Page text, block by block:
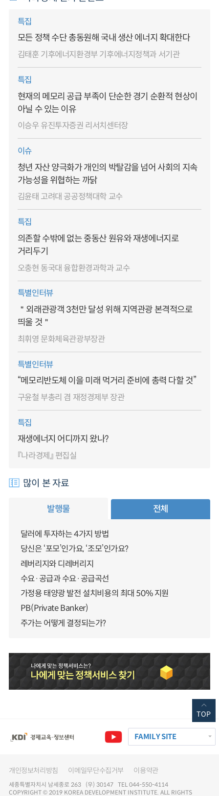
특집
모든 정책 수단 총동원해 국내 생산 에너지 확대한다
김태훈 기후에너지환경부 기후에너지정책과 서기관
특집
현재의 메모리 공급 부족이 단순한 경기 순환적 현상이
아닐 수 있는 이유
이승우 유진투자증권 리서치센터장
이슈
청년 자산 양극화가 개인의 박탈감을 넘어 사회의 지속
가능성을 위협하는 까닭
김윤태 고려대 공공정책대학 교수
특집
의존할 수밖에 없는 중동산 원유와 재생에너지로
거리두기
오충현 동국대 융합환경과학과 교수
특별인터뷰
＂외래관광객 3천만 달성 위해 지역관광 본격적으로
띄울 것＂
최휘영 문화체육관광부장관
특별인터뷰
“메모리반도체 이을 미래 먹거리 준비에 총력 다할 것”
구윤철 부총리 겸 재정경제부 장관
특집
재생에너지 어디까지 왔나?
『나라경제』 편집실
많이 본 자료
발행물 전체
달러에 투자하는 4가지 방법
당신은 ‘포모’인가요, ‘조모’인가요?
레버리지와 디레버리지
수요·공급과 수요·공급곡선
가정용 태양광 발전 설치비용의 최대 50% 지원
PB(Private Banker)
주가는 어떻게 결정되는가?
FAMILY SITE
개인정보처리방침 이메일무단수집거부 이용약관
세종특별자치시 남세종로 263 (우) 30147 TEL 044-550-4114
COPYRIGHT © 2019 KOREA DEVELOPMENT INSTITUTE. ALL RIGHTS
TOP